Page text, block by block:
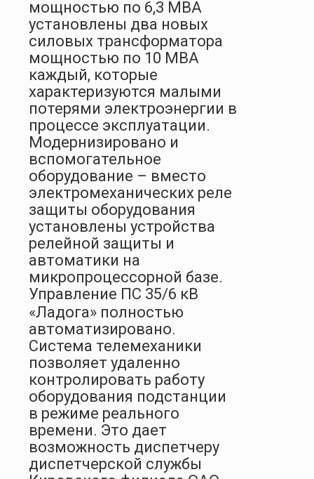
мощностью по 6,3 МВА
установлены два новых
силовых трансформатора
мощностью по 10 МВА
каждый, которые
характеризуются малыми
потерями электроэнергии в
процессе эксплуатации.
Модернизировано и
вспомогательное
оборудование – вместо
электромеханических реле
защиты оборудования
установлены устройства
релейной защиты и
автоматики на
микропроцессорной базе.
Управление ПС 35/6 кВ
«Ладога» полностью
автоматизировано.
Система телемеханики
позволяет удаленно
контролировать работу
оборудования подстанции
в режиме реального
времени. Это дает
возможность диспетчеру
диспетчерской службы